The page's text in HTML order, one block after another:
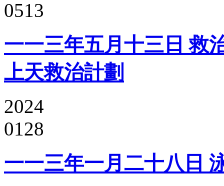
0513
一一三年五月十三日 救
上天救治計劃
2024
0128
一一三年一月二十八日